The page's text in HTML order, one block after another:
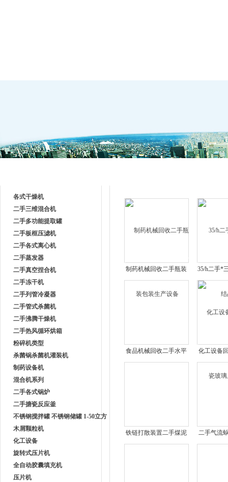
各式干燥机
二手三维混合机
二手多功能提取罐
二手板框压滤机
二手各式离心机
二手蒸发器
二手真空捏合机
二手冻干机
二手列管冷凝器
二手管式杀菌机
二手沸腾干燥机
二手热风循环烘箱
粉碎机类型
杀菌锅杀菌机灌装机
制药设备机
混合机系列
二手各式锅炉
二手搪瓷反应釜
不锈钢搅拌罐 不锈钢储罐 1-50立方
木屑颗粒机
化工设备
旋转式压片机
全自动胶囊填充机
压片机
制药机械回收二手瓶装
包装生产设备
35/h二手*
食品机械回收二手水平
式给袋式包装机
化工设备
玻璃
铁链打散装置二手煤泥
烘干机
二手气流
售各